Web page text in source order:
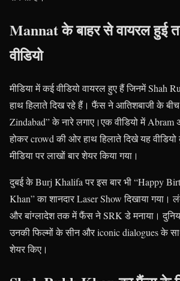
Mannat के बाहर से वायरल हुई
वीडियो
मीडिया में कई वीडियो वायरल हुए हैं जिनमें Shah
हाथ हिलाते दिख रहे हैं। फैंस ने आतिशबाजी के
Zindabad” के नारे लगाए।एक वीडियो में
होकर crowd की ओर हाथ हिलाते दिखे यह
मीडिया पर लाखों बार शेयर किया गया।
दुबई के Burj Khalifa पर इस बार भी “Happy
Khan” का शानदार Laser Show दिखाया गया।
और बांग्लादेश तक में फैंस ने SRK डे मनाया।
उनकी फिल्मों के सीन और iconic dialogues के
शेयर किए।